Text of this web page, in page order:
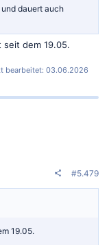
dauert auch
dem 19.05.
bearbeitet: 03.06.2026
#5.479
19.05.